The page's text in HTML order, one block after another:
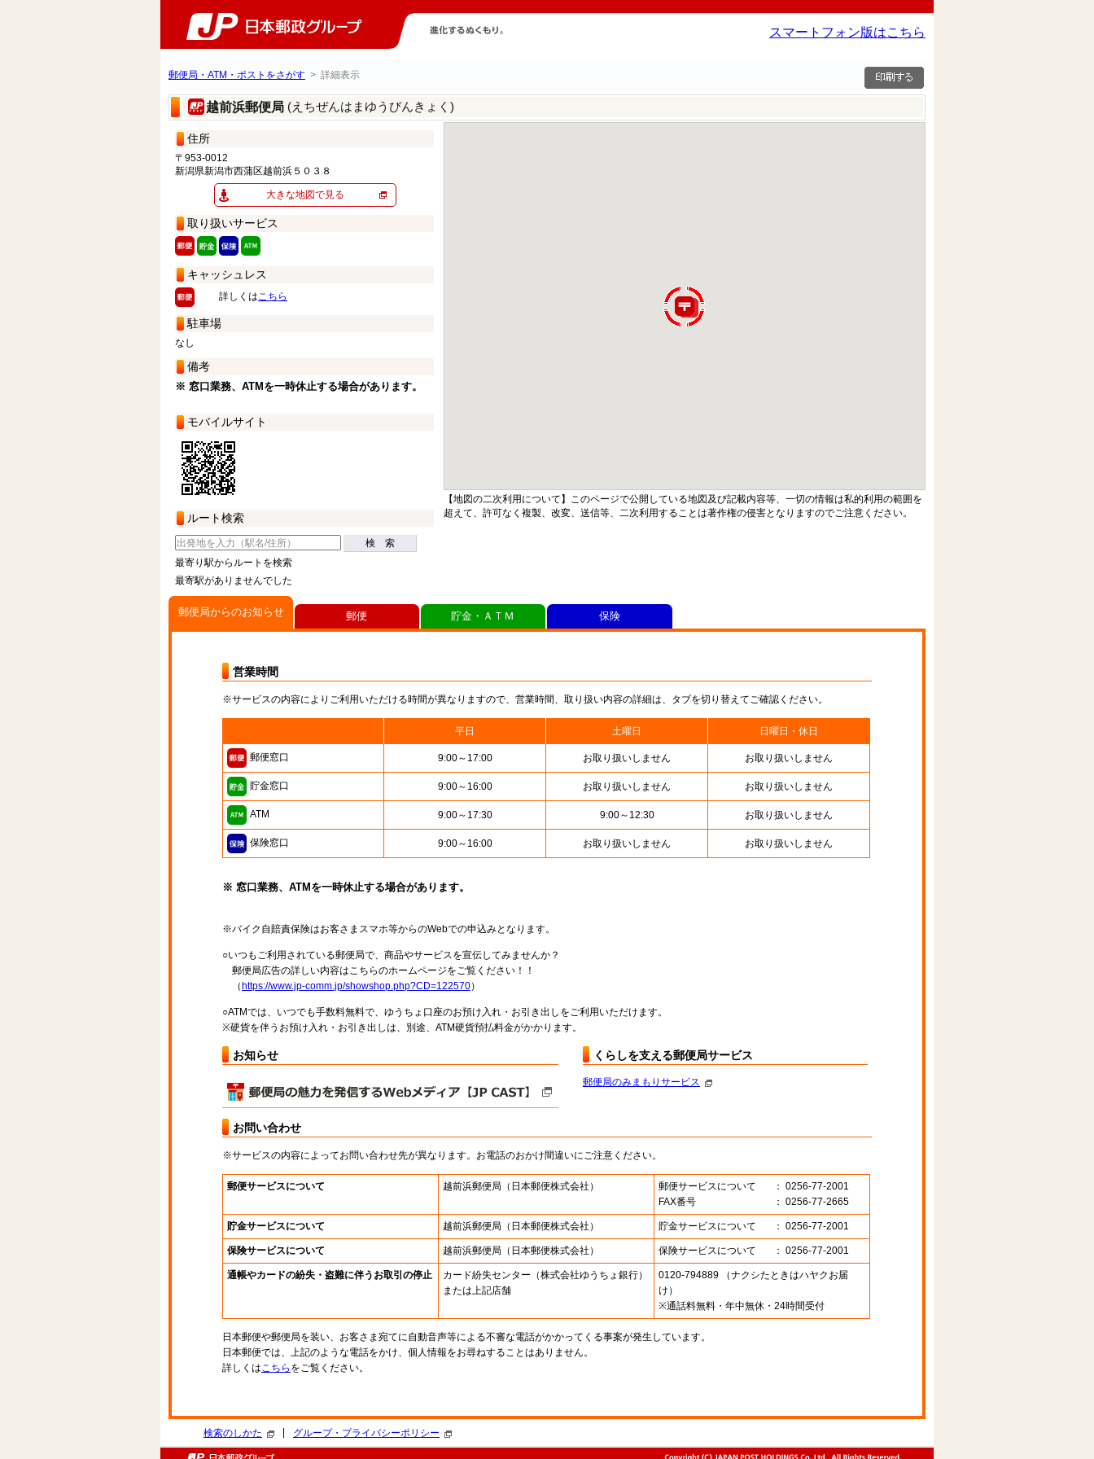
スマートフォン版はこちら
郵便局・ATM・ポストをさがす > 詳細表示
越前浜郵便局 (えちぜんはまゆうびんきょく)
住所
〒953-0012
新潟県新潟市西蒲区越前浜５０３８
大きな地図で見る
取り扱いサービス
キャッシュレス
詳しくはこちら
駐車場
なし
備考
※ 窓口業務、ATMを一時休止する場合があります。
モバイルサイト
ルート検索
検 索
最寄り駅からルートを検索
最寄駅がありませんでした
【地図の二次利用について】このページで公開している地図及び記載内容等、一切の情報は私的利用の範囲を
超えて、許可なく複製、改変、送信等、二次利用することは著作権の侵害となりますのでご注意ください。
郵便局からのお知らせ
営業時間
※サービスの内容によりご利用いただける時間が異なりますので、営業時間、取り扱い内容の詳細は、タブを切り替えてご確認ください。
平日 土曜日 日曜日・休日
郵便窓口 9:00～17:00 お取り扱いしません お取り扱いしません
貯金窓口 9:00～16:00 お取り扱いしません お取り扱いしません
ATM 9:00～17:30 9:00～12:30 お取り扱いしません
保険窓口 9:00～16:00 お取り扱いしません お取り扱いしません
※ 窓口業務、ATMを一時休止する場合があります。
※バイク自賠責保険はお客さまスマホ等からのWebでの申込みとなります。
○いつもご利用されている郵便局で、商品やサービスを宣伝してみませんか？
郵便局広告の詳しい内容はこちらのホームページをご覧ください！！
（ https://www.jp-comm.jp/showshop.php?CD=122570）
○ATMでは、いつでも手数料無料で、ゆうちょ口座のお預け入れ・お引き出しをご利用いただけます。
※硬貨を伴うお預け入れ・お引き出しは、別途、ATM硬貨預払料金がかかります。
お知らせ くらしを支える郵便局サービス
郵便局のみまもりサービス
お問い合わせ
※サービスの内容によってお問い合わせ先が異なります。お電話のおかけ間違いにご注意ください。
郵便サービスについて 越前浜郵便局 （日本郵便株式会社） 郵便サービスについて
： 0256-77-2001
FAX番号
： 0256-77-2665
貯金サービスについて 越前浜郵便局 （日本郵便株式会社） 貯金サービスについて ： 0256-77-2001
保険サービスについて 越前浜郵便局 （日本郵便株式会社） 保険サービスについて ： 0256-77-2001
通帳やカードの紛失・盗難に伴うお取引の停止 カード紛失センター （株式会社ゆうちょ銀行）
または上記店舗
0120-794889 （ナクシたときはハヤクお届
け）
※通話料無料・年中無休・24時間受付
日本郵便や郵便局を装い、お客さま宛てに自動音声等による不審な電話がかかってくる事案が発生しています。
日本郵便では、上記のような電話をかけ、個人情報をお尋ねすることはありません。
詳しくはこちら をご覧ください。
郵便 貯金・ＡＴＭ 保険
検索のしかた グループ・プライバシーポリシー